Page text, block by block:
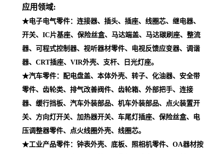
应用领域:
★电子电气零件：连接器、插头、插座、线圈芯、继电器、
开关、IC片基座、保险丝盒、马达端盖、马达碳刷座、整流
器、可程式控制器、视听器材零件、电视反馈应变器、调谐
器、CRT插座、VIR外壳、支杆、日光灯座。
★汽车零件：配电盘盖、本体外壳、转子、化油器、安全带
零件、齿轮类、排气改善阀件、齿轮箱、外部把手、连接
器、缓行挡板、汽车外装部品、机车外装部品、点火装置开
关、方向灯开关、加热器开关、车尾灯插座、保险丝盒、电
压调整器零件、点火线圈外壳、线圈芯。
★工业产品零件：钟表外壳、底板、照相机零件、OA器材按